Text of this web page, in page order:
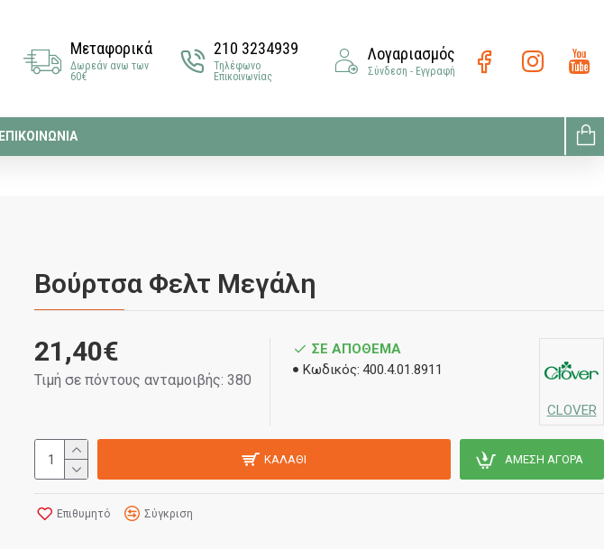
Μεταφορικά
Δωρεάν ανω των
60€
210 3234939
Τηλέφωνο
Επικοινωνίας
Λογαριασμός
Σύνδεση - Εγγραφή
ΕΠΙΚΟΙΝΩΝΙΑ
Βούρτσα Φελτ Μεγάλη
21,40€
Τιμή σε πόντους ανταμοιβής: 380
ΣΕ ΑΠΌΘΕΜΑ
Κωδικός: 400.4.01.8911
CLOVER
ΚΑΛΆΘΙ ΆΜΕΣΗ ΑΓΟΡΆ
Επιθυμητό Σύγκριση